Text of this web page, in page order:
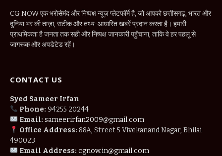
CG NOW एक भरोसेमंद और निष्पक्ष न्यूज़ प्लेटफॉर्म है, जो आपको छत्तीसगढ़, भारत और
दुनिया भर की ताज़ा, सटीक और तथ्य-आधारित खबरें प्रदान करता है। हमारी
प्राथमिकता है जनता तक सही और निष्पक्ष जानकारी पहुँचाना, ताकि वे हर पहलू से
जागरूक और अपडेटेड रहें।
CONTACT US
Syed Sameer Irfan
Phone: 94255 20244
Email: sameerirfan2009@gmail.com
Office Address: 88A, Street 5 Vivekanand Nagar, Bhilai
490023
Email Address: cgnow.in@gmail.com